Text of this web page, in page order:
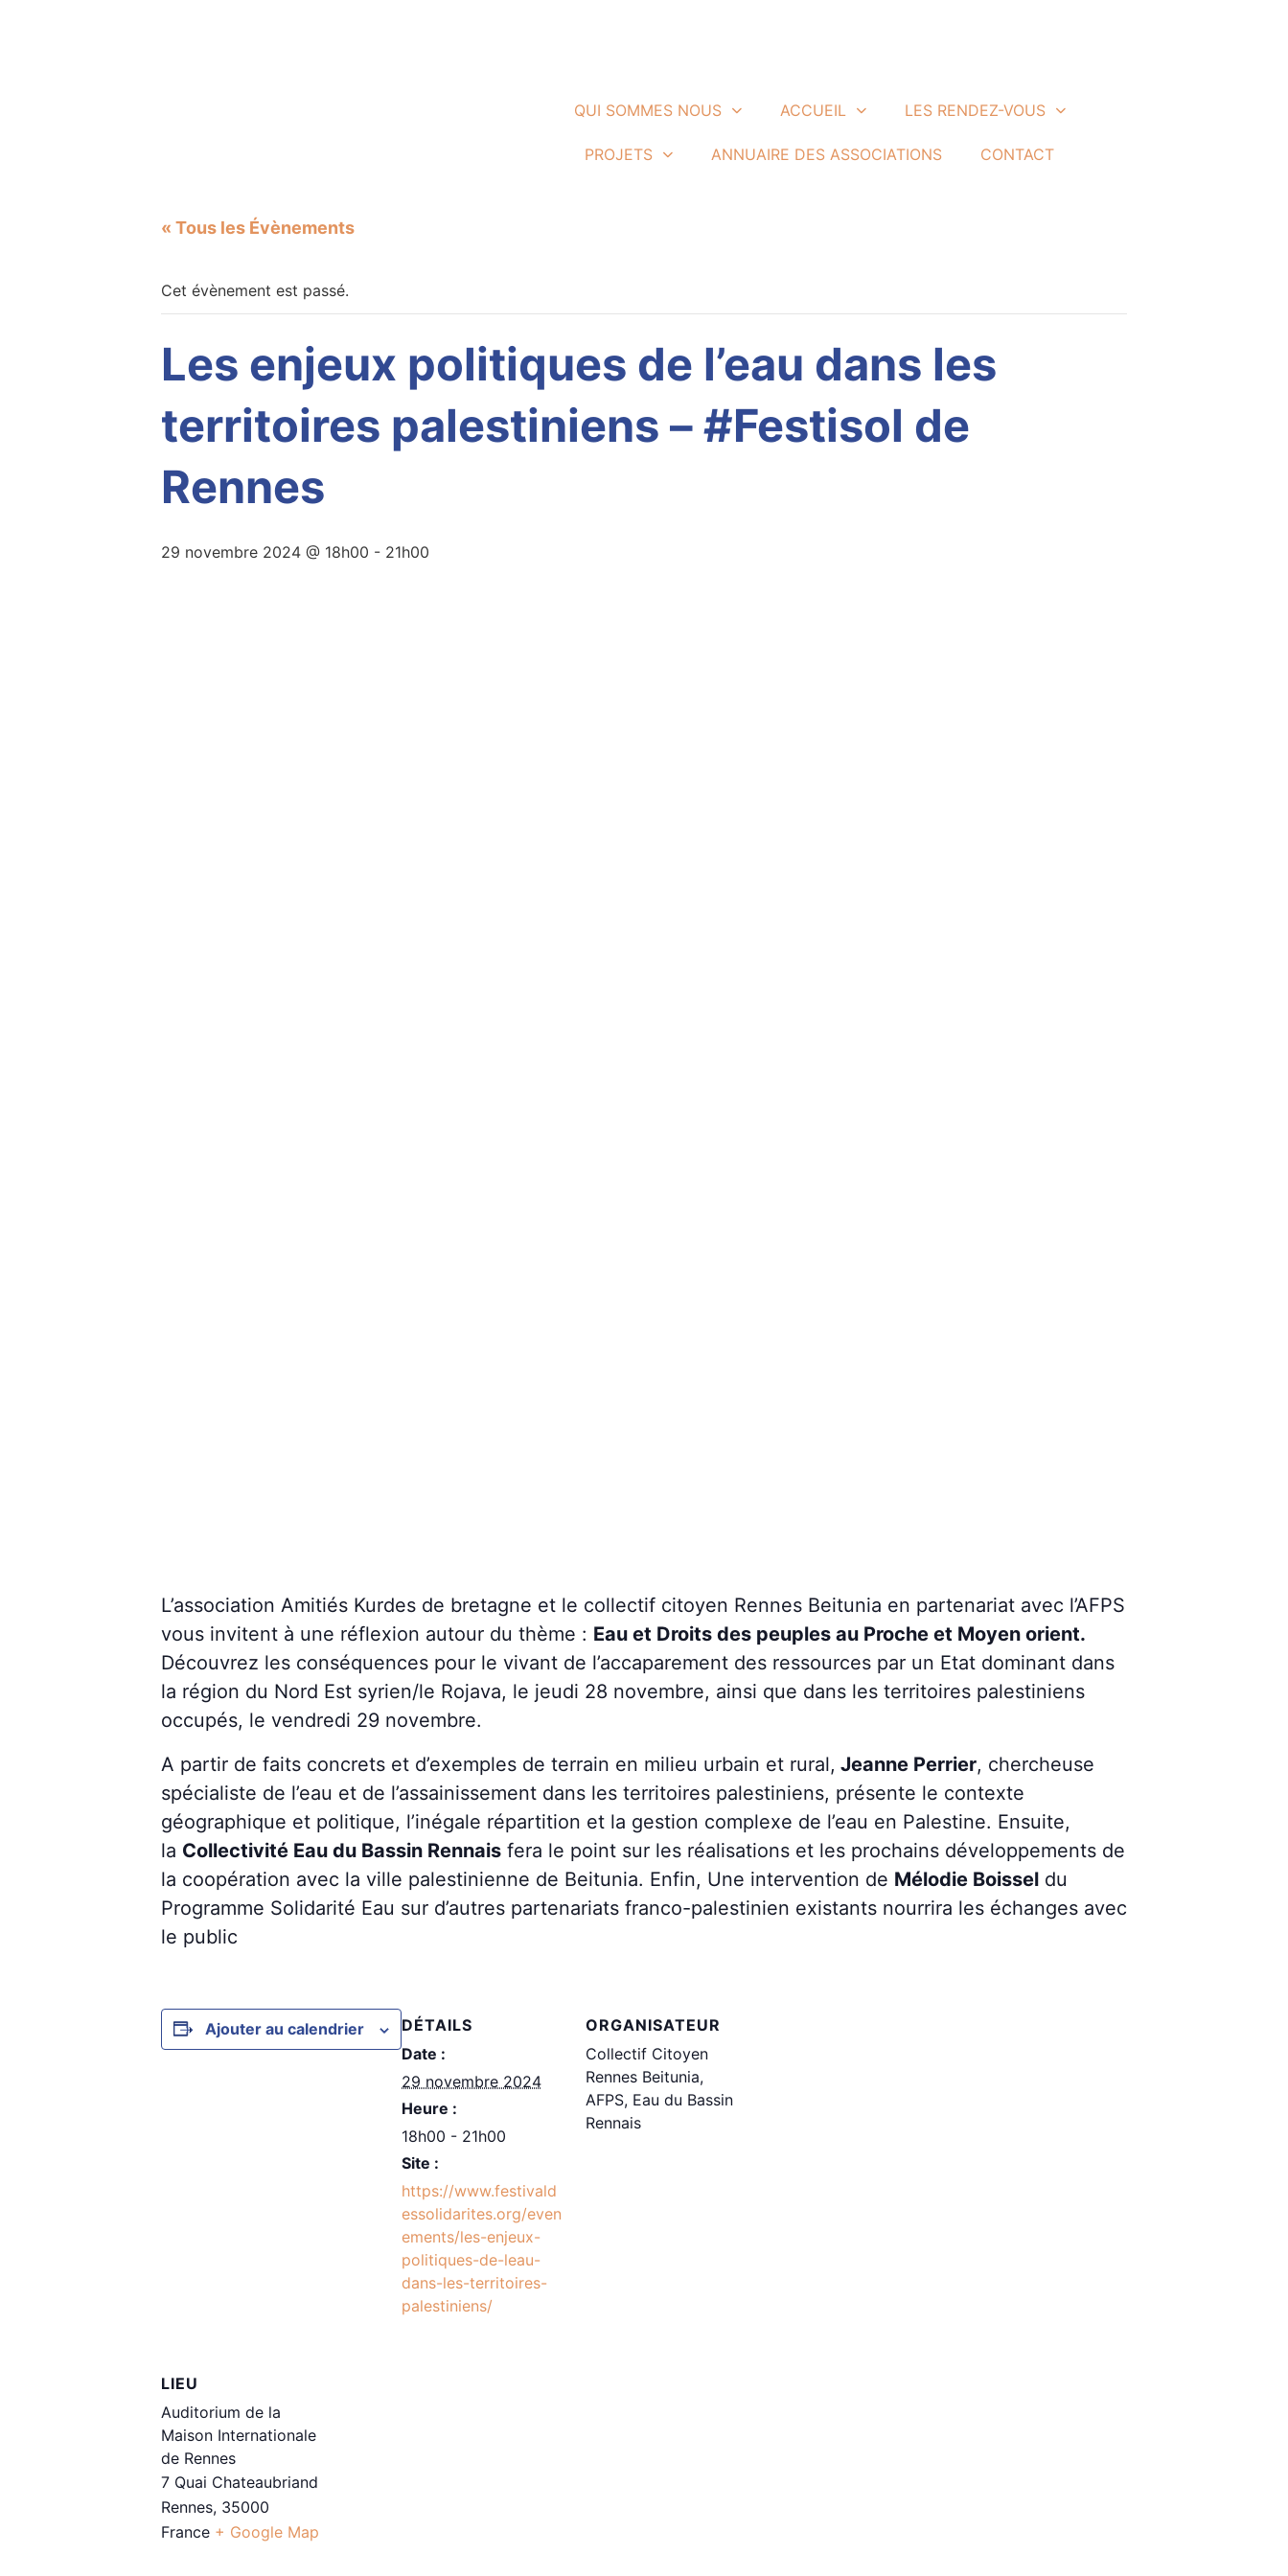
QUI SOMMES NOUS ACCUEIL LES RENDEZ-VOUS
PROJETS ANNUAIRE DES ASSOCIATIONS CONTACT
« Tous les Évènements
Cet évènement est passé.
Les enjeux politiques de l’eau dans les
territoires palestiniens – #Festisol de
Rennes
29 novembre 2024 @ 18h00 - 21h00
L’association Amitiés Kurdes de bretagne et le collectif citoyen Rennes Beitunia en partenariat avec l’AFPS
vous invitent à une réflexion autour du thème : Eau et Droits des peuples au Proche et Moyen orient.
Découvrez les conséquences pour le vivant de l’accaparement des ressources par un Etat dominant dans
la région du Nord Est syrien/le Rojava, le jeudi 28 novembre, ainsi que dans les territoires palestiniens
occupés, le vendredi 29 novembre.
A partir de faits concrets et d’exemples de terrain en milieu urbain et rural, Jeanne Perrier, chercheuse
spécialiste de l’eau et de l’assainissement dans les territoires palestiniens, présente le contexte
géographique et politique, l’inégale répartition et la gestion complexe de l’eau en Palestine. Ensuite,
la Collectivité Eau du Bassin Rennais fera le point sur les réalisations et les prochains développements de
la coopération avec la ville palestinienne de Beitunia. Enfin, Une intervention de Mélodie Boissel du
Programme Solidarité Eau sur d’autres partenariats franco-palestinien existants nourrira les échanges avec
le public
Ajouter au calendrier
DÉTAILS
Date :
29 novembre 2024
Heure :
18h00 - 21h00
Site :
https://www.festivald
essolidarites.org/even
ements/les-enjeux-
politiques-de-leau-
dans-les-territoires-
palestiniens/
ORGANISATEUR
Collectif Citoyen
Rennes Beitunia,
AFPS, Eau du Bassin
Rennais
LIEU
Auditorium de la
Maison Internationale
de Rennes
7 Quai Chateaubriand
Rennes, 35000
France + Google Map